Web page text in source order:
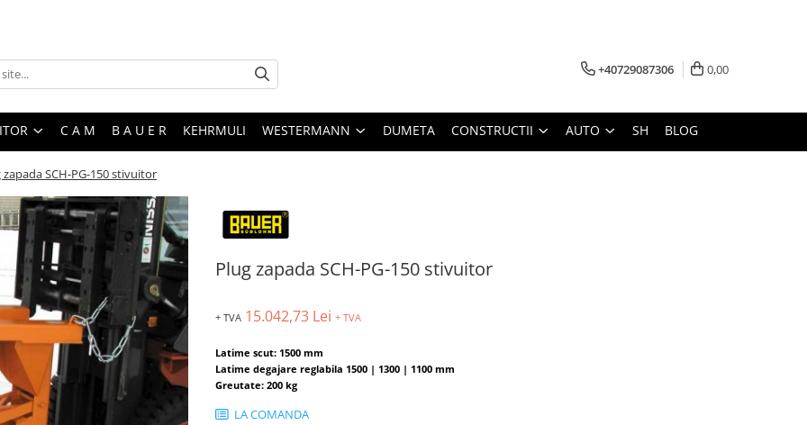
+40729087306 0,00
C A M B A U E R KEHRMULI WESTERMANN DUMETA CONSTRUCTII AUTO SH BLOG
zapada SCH-PG-150 stivuitor
Plug zapada SCH-PG-150 stivuitor
+ TVA 15.042,73 Lei + TVA
Latime scut: 1500 mm
Latime degajare reglabila 1500 | 1300 | 1100 mm
Greutate: 200 kg
LA COMANDA